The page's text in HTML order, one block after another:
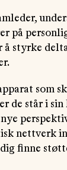
på
styrke
som
de står i
nettverk
finne